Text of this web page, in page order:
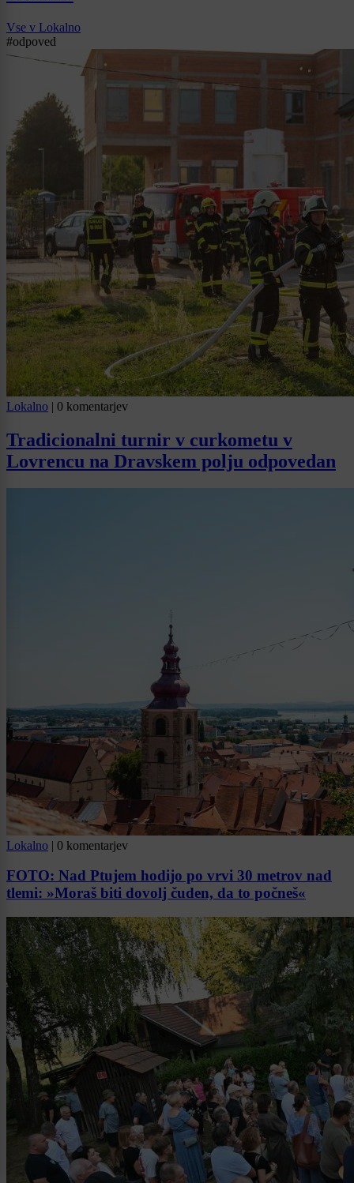
Vse v Lokalno
#odpoved
Lokalno | 0 komentarjev
Tradicionalni turnir v curkometu v
Lovrencu na Dravskem polju odpovedan
Lokalno | 0 komentarjev
FOTO: Nad Ptujem hodijo po vrvi 30 metrov nad
tlemi: »Moraš biti dovolj čuden, da to počneš«